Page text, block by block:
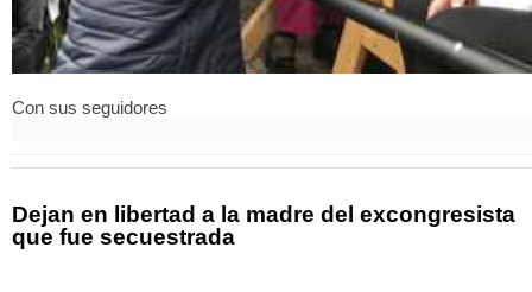
Con sus seguidores
Dejan en libertad a la madre del excongresista
que fue secuestrada